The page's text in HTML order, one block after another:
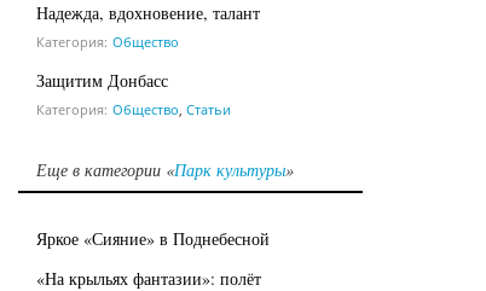
Надежда, вдохновение, талант
Категория: Общество
Защитим Донбасс
Категория: Общество Статьи
Еще в категории «Парк культуры»
Яркое «Сияние» в Поднебесной
«На крыльях фантазии»: полёт